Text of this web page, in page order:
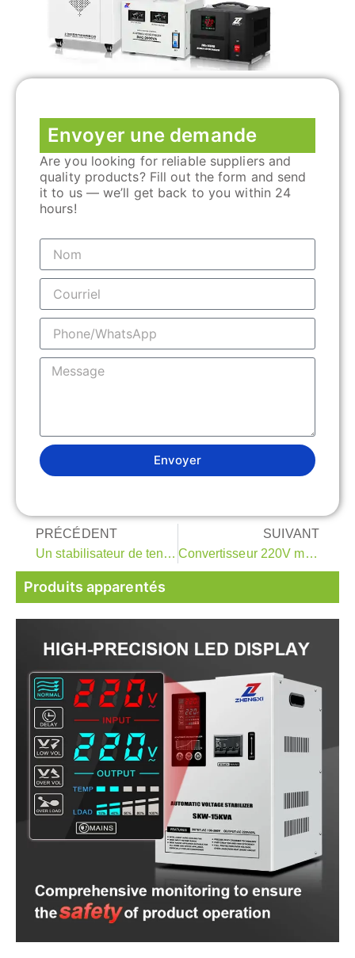
Envoyer une demande
Are you looking for reliable suppliers and
quality products? Fill out the form and send
it to us — we’ll get back to you within 24
hours!
Envoyer
PRÉCÉDENT
Un stabilisateur de tension est-il nécessaire pour le courant alternatif avec onduleur intégré ?
SUIVANT
Convertisseur 220V monophasé à triphasé
Produits apparentés